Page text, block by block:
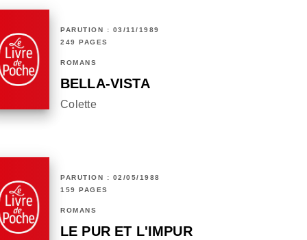
PARUTION : 03/11/1989
249 PAGES
ROMANS
BELLA-VISTA
Colette
PARUTION : 02/05/1988
159 PAGES
ROMANS
LE PUR ET L'IMPUR